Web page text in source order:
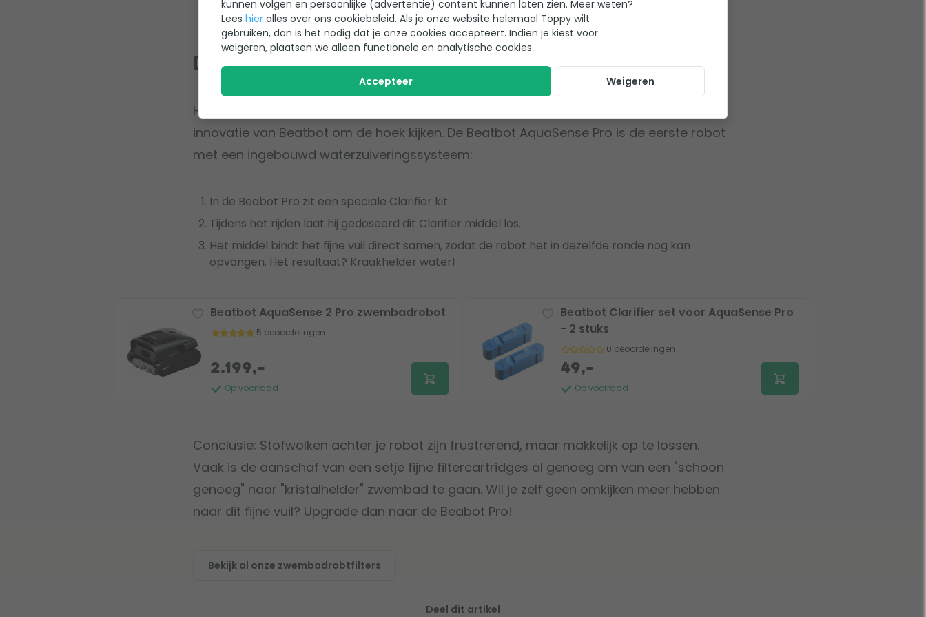
De Beatbot Pro: schoonmaken én water zuiveren
Heb je geen zin om te goochelen met losse filters of chemicaliën? Dan komt hier de
innovatie van Beatbot om de hoek kijken. De Beatbot AquaSense Pro is de eerste robot
met een ingebouwd waterzuiveringssysteem:
In de Beabot Pro zit een speciale Clarifier kit.
Tijdens het rijden laat hij gedoseerd dit Clarifier middel los.
Het middel bindt het fijne vuil direct samen, zodat de robot het in dezelfde ronde nog kan
opvangen. Het resultaat? Kraakhelder water!
Beatbot AquaSense 2 Pro zwembadrobot
5 beoordelingen
Op voorraad
2.199,-
Beatbot Clarifier set voor AquaSense Pro
- 2 stuks
0 beoordelingen
Op voorraad
49,-
Conclusie: Stofwolken achter je robot zijn frustrerend, maar makkelijk op te lossen.
Vaak is de aanschaf van een setje fijne filtercartridges al genoeg om van een "schoon
genoeg" naar "kristalhelder" zwembad te gaan. Wil je zelf geen omkijken meer hebben
naar dit fijne vuil? Upgrade dan naar de Beabot Pro!
Bekijk al onze zwembadrobtfilters
Deel dit artikel
kunnen volgen en persoonlijke (advertentie) content kunnen laten zien. Meer weten?
Lees hier alles over ons cookiebeleid. Als je onze website helemaal Toppy wilt
gebruiken, dan is het nodig dat je onze cookies accepteert. Indien je kiest voor
weigeren, plaatsen we alleen functionele en analytische cookies.
Accepteer Weigeren